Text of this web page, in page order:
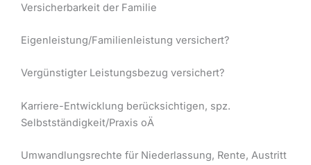
Versicherbarkeit der Familie
Eigenleistung/Familienleistung versichert?
Vergünstigter Leistungsbezug versichert?
Karriere-Entwicklung berücksichtigen, spz.
Selbstständigkeit/Praxis oÄ
Umwandlungsrechte für Niederlassung, Rente, Austritt